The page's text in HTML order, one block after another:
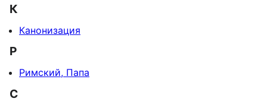
К
Канонизация
Р
Римский, Папа
С